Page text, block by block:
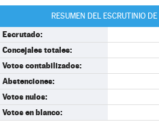
RESUMEN DEL ESCRUTINIO
Escrutado:
Concejales totales:
Votos contabilizados:
Abstenciones:
Votos nulos:
Votos en blanco: